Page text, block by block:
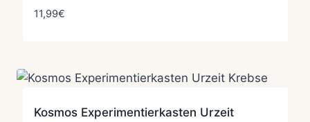
11,99€
Kosmos Experimentierkasten Urzeit